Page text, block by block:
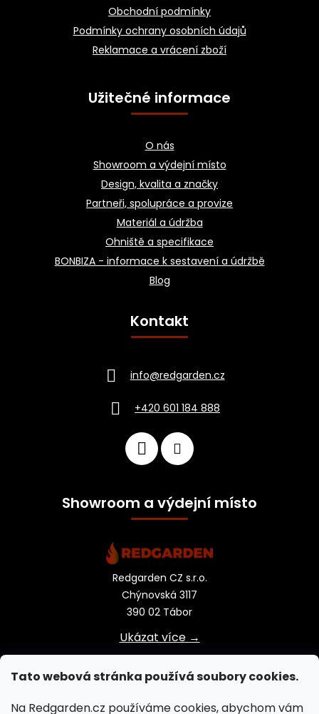
Tato webová stránka používá soubory cookies.
Na Redgarden.cz používáme cookies, abychom vám
Obchodní podmínky
Podmínky ochrany osobních údajů
Reklamace a vrácení zboží
Užitečné informace
O nás
Showroom a výdejní místo
Design, kvalita a značky
Partneři, spolupráce a provize
Materiál a údržba
Ohniště a specifikace
BONBIZA - informace k sestavení a údržbě
Blog
Kontakt
info@redgarden.cz
+420 601 184 888
Showroom a výdejní místo
Redgarden CZ s.r.o.
Chýnovská 3117
390 02 Tábor
Ukázat více →